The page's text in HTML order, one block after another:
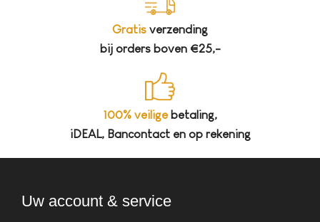
Gratis verzending
bij orders boven €25,-
100% veiligebetaling,
iDEAL, Bancontact en op rekening
Uw account & service